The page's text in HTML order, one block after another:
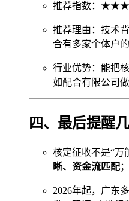
推荐指数：
推荐理由：技术
合有多家个体户的
行业优势：能把
如配合有限公司
四、最后提醒
核定征收不是“万
晰、资金流匹配；
2026年起，广东